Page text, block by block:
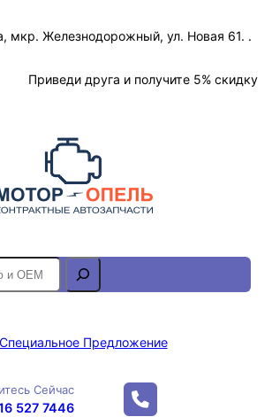
мкр. Железнодорожный, ул. Новая 61. .
Приведи друга и получите 5% скидку
S
e
r Предложение
Сейчас
527 7446